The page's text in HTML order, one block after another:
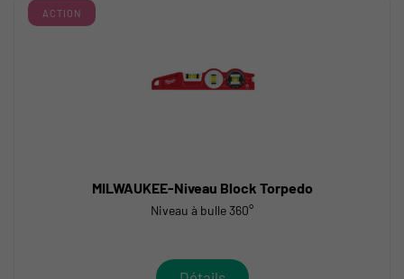
ACTION
MILWAUKEE-Niveau Block Torpedo
Niveau à bulle 360°